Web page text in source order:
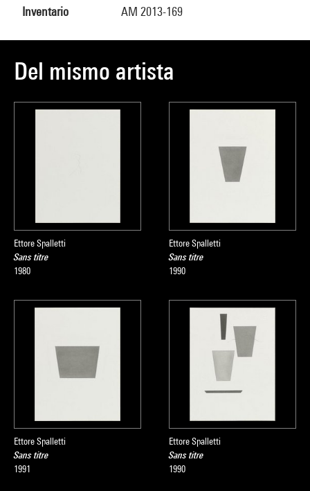
Inventario AM 2013-169
Del mismo artista
Ettore Spalletti
Sans titre
1980
Ettore Spalletti
Sans titre
1990
Ettore Spalletti
Sans titre
1991
Ettore Spalletti
Sans titre
1990